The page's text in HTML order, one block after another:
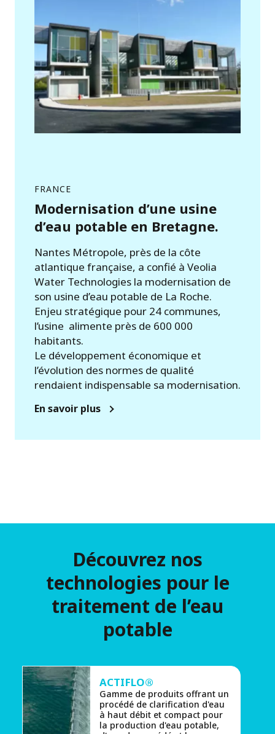
FRANCE
Modernisation d’une usine
d’eau potable en Bretagne.
Nantes Métropole, près de la côte
atlantique française, a confié à Veolia
Water Technologies la modernisation de
son usine d’eau potable de La Roche.
Enjeu stratégique pour 24 communes,
l’usine alimente près de 600 000
habitants.
Le développement économique et
l’évolution des normes de qualité
rendaient indispensable sa modernisation.
En savoir plus
Découvrez nos
technologies pour le
traitement de l’eau
potable
ACTIFLO®
Gamme de produits offrant un
procédé de clarification d'eau
à haut débit et compact pour
la production d'eau potable,